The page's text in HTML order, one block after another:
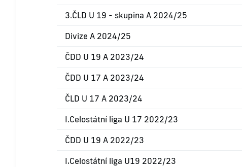
3.ČLD U 19 - skupina A 2024/25
Divize A 2024/25
ČDD U 19 A 2023/24
ČDD U 17 A 2023/24
ČLD U 17 A 2023/24
I.Celostátní liga U 17 2022/23
ČDD U 19 A 2022/23
I.Celostátní liga U19 2022/23